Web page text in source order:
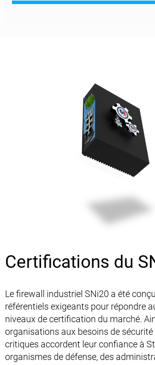
Certifications du
Le firewall industriel SNi20 a été
référentiels exigeants pour répondre
niveaux de certification du marché.
organisations aux besoins de sécurité
critiques accordent leur confiance à
organismes de défense, des